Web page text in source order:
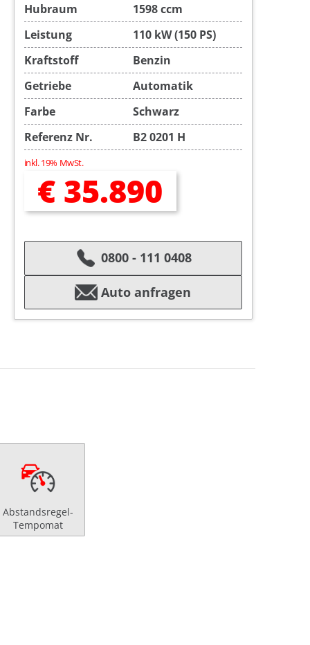
Hubraum
1598 ccm
Leistung
110 kW (150 PS)
Kraftstoff
Benzin
Getriebe
Automatik
Farbe
Schwarz
Referenz Nr.
B2 0201 H
inkl. 19% MwSt.
€ 35.890
0800 - 111 0408
Auto anfragen
Abstandsregel-
Tempomat